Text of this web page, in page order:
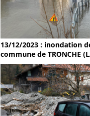
13/12/2023 : inondation
commune de TRONCHE